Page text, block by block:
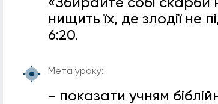
«Збирайте собі скарби
нищить їх, де злодії не
6:20.
Мета уроку:
- показати учням